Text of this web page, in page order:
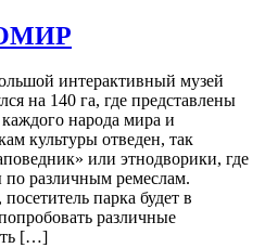
интерактивный музей
на 140 га, где представлены
народа мира и
культуры отведен, так
или этнодворики, где
по различным ремеслам.
парка будет в
различные
[…]